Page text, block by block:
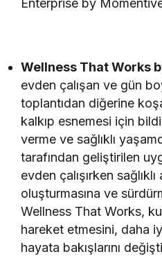
Wellness That Works
evden çalışan ve gün
toplantıdan diğerine
kalkıp esnemesi için
verme ve sağlıklı
tarafından geliştirilen
evden çalışırken sağlıklı
oluşturmasına ve
Wellness That Works,
hareket etmesini, daha
hayata bakışlarını